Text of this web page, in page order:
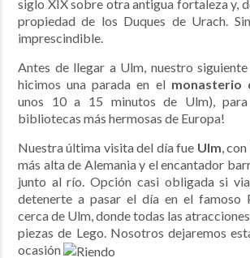
siglo XIX sobre otra antigua fortaleza y,
propiedad de los Duques de Urach.
imprescindible.
Antes de llegar a Ulm, nuestro
hicimos una parada en el monasterio
unos 10 a 15 minutos de Ulm),
bibliotecas más hermosas de Europa!
Nuestra última visita del día fue Ulm ,
más alta de Alemania y el encantador
junto al río. Opción casi obligada si
detenerte a pasar el día en el famoso
cerca de Ulm, donde todas las
piezas de Lego. Nosotros dejaremos
ocasión